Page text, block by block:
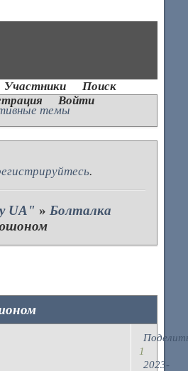
Участники
Поиск
Войти
темы
.
UA" » Болталка
1
2023-